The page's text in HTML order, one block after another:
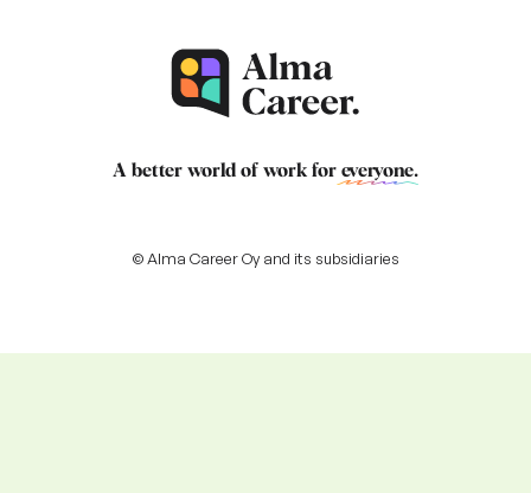
A better world of work for everyone.
© Alma Career Oy and its subsidiaries